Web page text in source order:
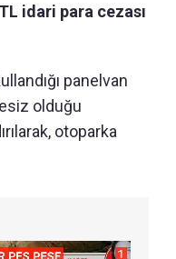
idari para cezası
panelvan
olduğu
otoparka